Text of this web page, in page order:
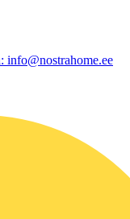
info@nostrahome.ee